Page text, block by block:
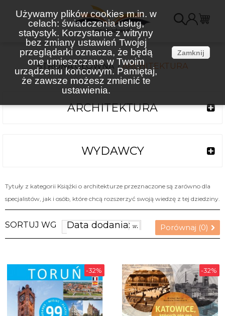
Używamy plików cookies m.in. w
celach: świadczenia usług,
statystyk. Korzystanie z witryny
bez zmiany ustawień Twojej
przeglądarki oznacza, że będą
one umieszczane w Twoim
urządzeniu końcowym. Pamiętaj,
że zawsze możesz zmienić te
ustawienia.
Zamknij
STRONA GŁÓWNA ARCHITEKTURA
ARCHITEKTURA
WYDAWCY
Tytuły z kategorii Książki o architekturze przeznaczone są zarówno dla
specjalistów, jak i osób, które chcą rozszerzyć swoją wiedzę z tej dziedziny.
SORTUJ WG Data dodania: najnowsze Porównaj (0)
-32% -32%